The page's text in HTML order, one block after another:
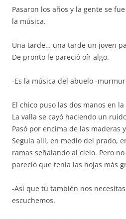
Pasaron los años y la gente se
la música.
Una tarde… una tarde un joven
De pronto le pareció oír algo.
-Es la música del abuelo -
El chico puso las dos manos en
La valla se cayó haciendo un
Pasó por encima de las maderas
Seguía allí, en medio del prado,
ramas señalando al cielo. Pero
pareció que tenía las hojas más
-Así que tú también nos
escuchemos.